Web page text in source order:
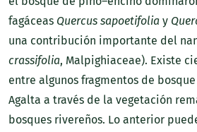
fagáceas Quercus sapoetifolia y
una contribución importante del
crassifolia, Malpighiaceae). Existe
entre algunos fragmentos de
Agalta a través de la vegetación
bosques rivereños. Lo anterior